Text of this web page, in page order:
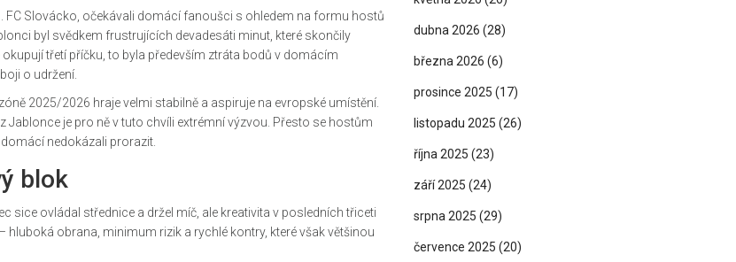
FC Slovácko , očekávali domácí fanoušci s ohledem na formu hostů
byl svědkem frustrujících devadesáti minut, které skončily
třetí příčku, to byla především ztráta bodů v domácím
o udržení.
2025/2026 hraje velmi stabilně a aspiruje na evropské umístění.
je pro ně v tuto chvíli extrémní výzvou. Přesto se hostům
nedokázali prorazit.
blok
sice ovládal střednice a držel míč, ale kreativita v posledních třiceti
hluboká obrana, minimum rizik a rychlé kontry, které však většinou
dubna 2026 (28)
března 2026 (6)
prosince 2025 (17)
listopadu 2025 (26)
října 2025 (23)
září 2025 (24)
srpna 2025 (29)
července 2025 (20)